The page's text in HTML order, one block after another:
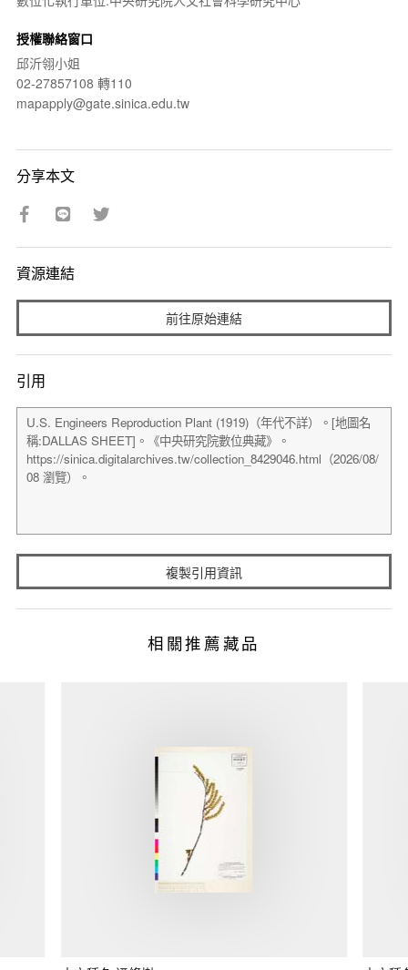
授權聯絡窗口
邱沂翎小姐
02-27857108 轉110
mapapply@gate.sinica.edu.tw
分享本文
資源連結
前往原始連結
引用
複製引用資訊
相關推薦藏品